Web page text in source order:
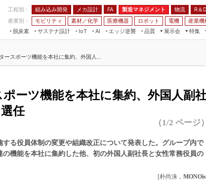
工程別： 組み込み開発 メカ設計 FA 製造マネジメント 物流 R＆
産業別：
モビリティ 素材／化学 医療機器 ロボット 電機 産業機
脱炭素
サステナ設計
IoT
場
AI
設備保全
エッジ逆襲 品質
展示会
JIMTOF
IIFES
TECHNO-FRONTIER
人テク展
特集
つながるクルマ
VR／AR
フィールドサービス
組み込みモデリング
FA
ースポーツ機能を本社に集約、外国人...
ポーツ機能を本社に集約、外国人副
任
（1/2 ページ）
する役員体制の変更や組織改正について発表した。グループ内で
機能を本社に集約した他、初の外国人副社長と女性常務役員の
[朴尚洙，